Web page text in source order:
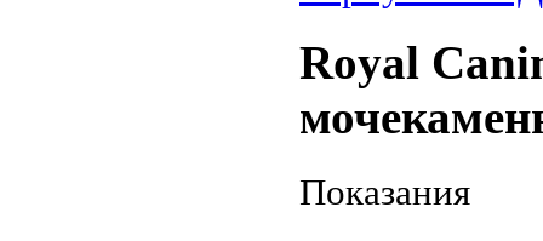
Royal
Показания